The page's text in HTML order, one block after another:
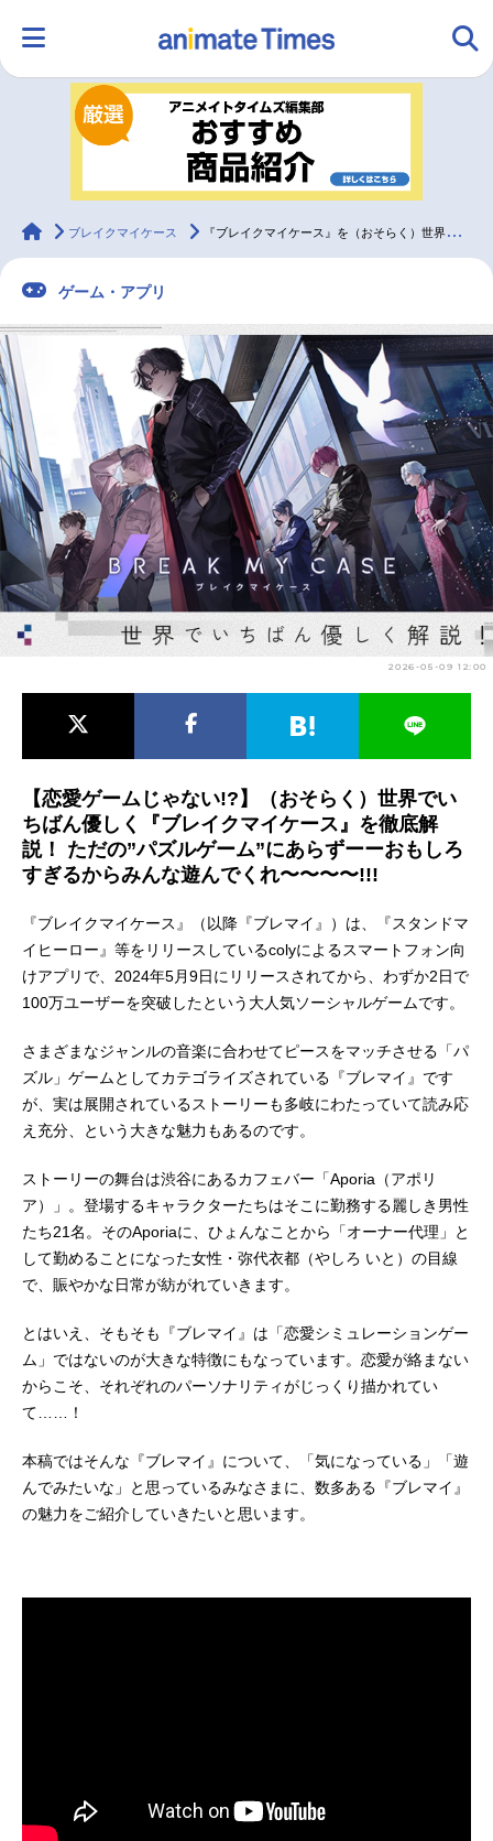
ランキング アニメ
ラジオ みんなの声
2.5次元 配信・Vtuber トレンド 無料マンガ
最新記事一覧
アニメ記事一覧 声優記事一覧
アニメ映画一覧 実写化映画一覧
今期アニメ曜日別一覧
春アニメ 夏アニメ
男性声優/女性声優一覧
animateTimes
ブレイクマイケース 『ブレイクマイケース』を（おそらく）世界でいちばん優しく解説！
ゲーム・アプリ
2026-05-09 12:00
【恋愛ゲームじゃない!?】（おそらく）世界でい
ちばん優しく『ブレイクマイケース』を徹底解
説！ ただの”パズルゲーム”にあらずーーおもしろ
すぎるからみんな遊んでくれ〜〜〜〜!!!
『ブレイクマイケース』（以降『ブレマイ』）は、『スタンドマ
イヒーロー』等をリリースしているcolyによるスマートフォン向
けアプリで、2024年5月9日にリリースされてから、わずか2日で
100万ユーザーを突破したという大人気ソーシャルゲームです。
さまざまなジャンルの音楽に合わせてピースをマッチさせる「パ
ズル」ゲームとしてカテゴライズされている『ブレマイ』です
が、実は展開されているストーリーも多岐にわたっていて読み応
え充分、という大きな魅力もあるのです。
ストーリーの舞台は渋谷にあるカフェバー「Aporia（アポリ
ア）」。登場するキャラクターたちはそこに勤務する麗しき男性
たち21名。そのAporiaに、ひょんなことから「オーナー代理」と
して勤めることになった女性・弥代衣都（やしろ いと）の目線
で、賑やかな日常が紡がれていきます。
とはいえ、そもそも『ブレマイ』は「恋愛シミュレーションゲー
ム」ではないのが大きな特徴にもなっています。恋愛が絡まない
からこそ、それぞれのパーソナリティがじっくり描かれてい
て……！
本稿ではそんな『ブレマイ』について、「気になっている」「遊
んでみたいな」と思っているみなさまに、数多ある『ブレマイ』
の魅力をご紹介していきたいと思います。